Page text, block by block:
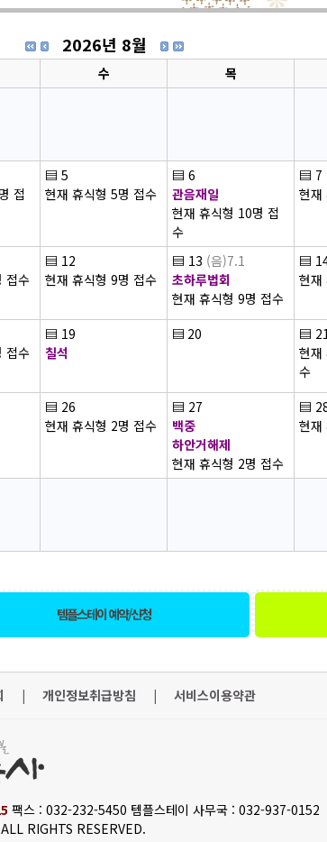
2026년 8월
수 목
접
▤ 5
현재 휴식형 5명 접수
▤ 6
관음재일
현재 휴식형 10명 접
수
▤ 7
현재
접수
▤ 12
현재 휴식형 9명 접수
▤ 13 (음)7.1
초하루법회
현재 휴식형 9명 접수
▤
현재
접수
▤ 19
칠석
▤ 20 ▤
현재
수
▤ 26
현재 휴식형 2명 접수
▤ 27
백중
하안거해제
현재 휴식형 2명 접수
▤
현재
템플스테이 예약/신청
| 개인정보취급방침 | 서비스이용약관
팩스 : 032-232-5450 템플스테이 사무국 : 032-937-0152
RIGHTS RESERVED.